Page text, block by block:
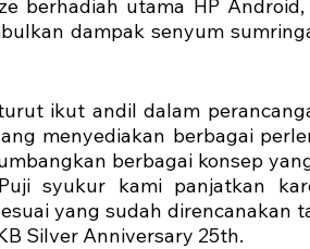
berhadiah utama HP
dampak senyum
ikut andil dalam
menyediakan berbagai
berbagai konsep
syukur kami panjatkan
yang sudah direncanakan
Silver Anniversary 25th.